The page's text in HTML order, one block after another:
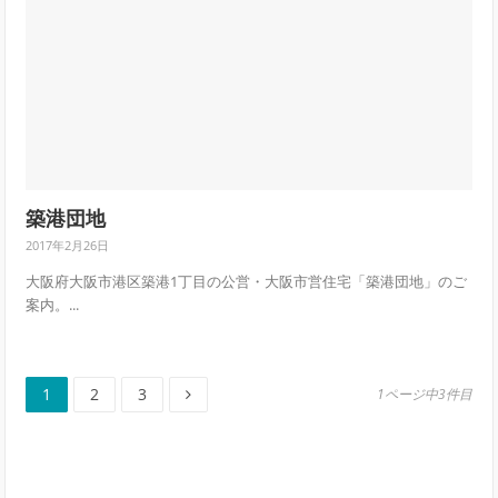
築港団地
2017年2月26日
大阪府大阪市港区築港1丁目の公営・大阪市営住宅「築港団地」のご
案内。...
投
稿
ペ
ー
1
ー
2
ー
3 1ページ中3件目